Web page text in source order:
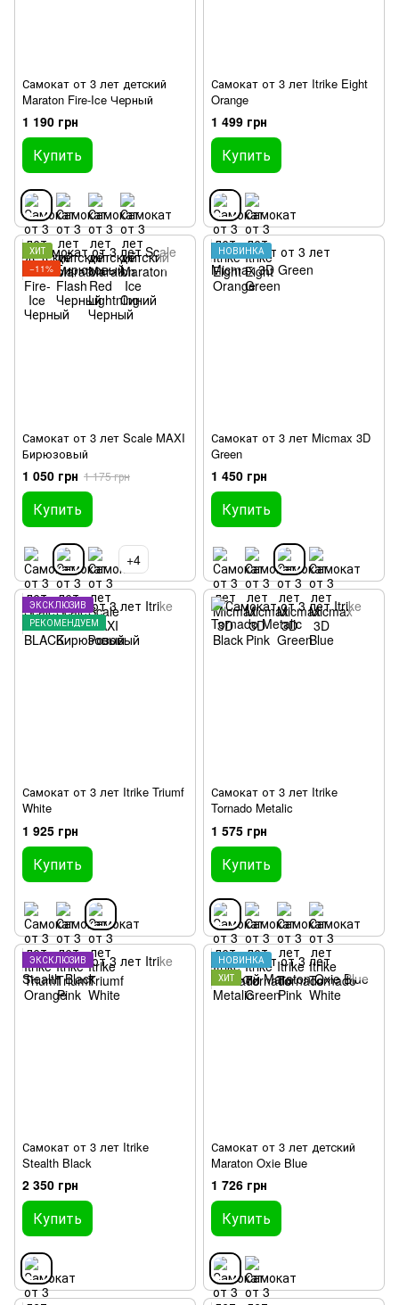
Самокат от 3 лет детский
Maraton Fire-Ice Черный
1 190 грн
Купить
Самокат от 3 лет Itrike Eight
Orange
1 499 грн
Купить
ХИТ
−11%
Самокат от 3 лет Scale MAXI
Бирюзовый
1 050 грн 1 175 грн
Купить
+4
НОВИНКА
Самокат от 3 лет Micmax 3D
Green
1 450 грн
Купить
ЭКСКЛЮЗИВ
РЕКОМЕНДУЕМ
Самокат от 3 лет Itrike Triumf
White
1 925 грн
Купить
Самокат от 3 лет Itrike
Tornado Metalic
1 575 грн
Купить
ЭКСКЛЮЗИВ
Самокат от 3 лет Itrike
Stealth Black
2 350 грн
Купить
НОВИНКА
ХИТ
Самокат от 3 лет детский
Maraton Oxie Blue
1 726 грн
Купить